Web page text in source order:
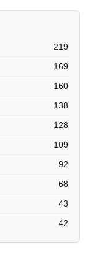
219
169
160
138
128
109
92
68
43
42